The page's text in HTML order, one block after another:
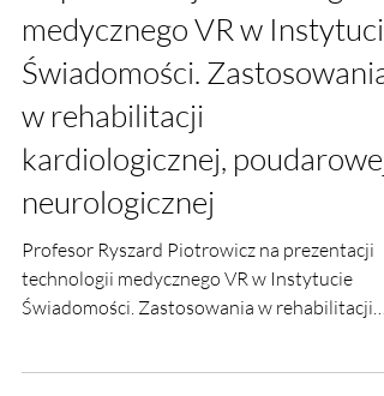
na prezentacji technologii
medycznego VR w Instytucie
Świadomości. Zastosowania
w rehabilitacji
kardiologicznej, poudarowej i
neurologicznej
Profesor Ryszard Piotrowicz na prezentacji
technologii medycznego VR w Instytucie
kardiologicznej.